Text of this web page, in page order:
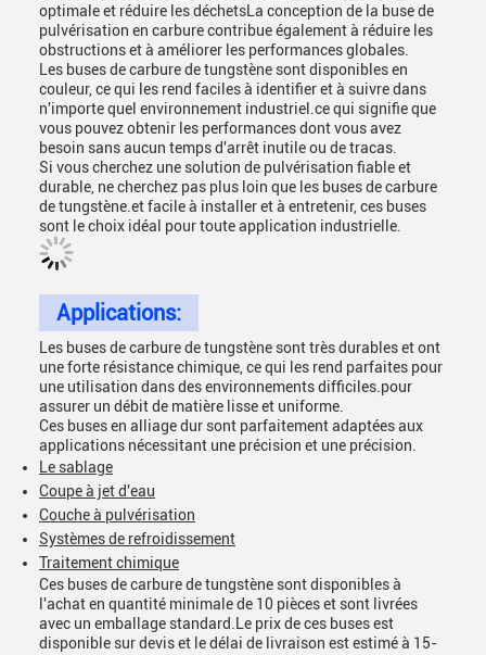
optimale et réduire les déchetsLa conception de la buse de
pulvérisation en carbure contribue également à réduire les
obstructions et à améliorer les performances globales.
Les buses de carbure de tungstène sont disponibles en
couleur, ce qui les rend faciles à identifier et à suivre dans
n'importe quel environnement industriel.ce qui signifie que
vous pouvez obtenir les performances dont vous avez
besoin sans aucun temps d'arrêt inutile ou de tracas.
Si vous cherchez une solution de pulvérisation fiable et
durable, ne cherchez pas plus loin que les buses de carbure
de tungstène.et facile à installer et à entretenir, ces buses
sont le choix idéal pour toute application industrielle.
Applications:
Les buses de carbure de tungstène sont très durables et ont
une forte résistance chimique, ce qui les rend parfaites pour
une utilisation dans des environnements difficiles.pour
assurer un débit de matière lisse et uniforme.
Ces buses en alliage dur sont parfaitement adaptées aux
applications nécessitant une précision et une précision.
Le sablage
Coupe à jet d'eau
Couche à pulvérisation
Systèmes de refroidissement
Traitement chimique
Ces buses de carbure de tungstène sont disponibles à
l'achat en quantité minimale de 10 pièces et sont livrées
avec un emballage standard.Le prix de ces buses est
disponible sur devis et le délai de livraison est estimé à 15-